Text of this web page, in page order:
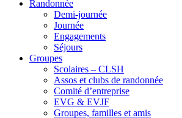
Randonnée
Demi-journée
Journée
Engagements
Séjours
Groupes
Scolaires – CLSH
Assos et clubs de randonnée
Comité d’entreprise
EVG & EVJF
Groupes, familles et amis